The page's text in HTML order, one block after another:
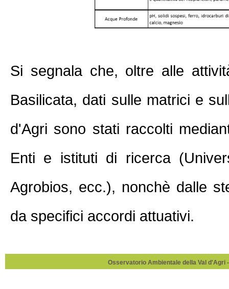
Si segnala che, oltre alle
Basilicata, dati sulle matrici e
d'Agri sono stati raccolti
Enti e istituti di ricerca
Agrobios, ecc.), nonchè dalle
da specifici accordi attuativi.
Osservatorio Ambientale della Val d'Agri